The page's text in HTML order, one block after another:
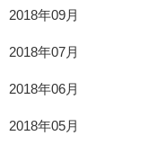
2018年09月
2018年07月
2018年06月
2018年05月